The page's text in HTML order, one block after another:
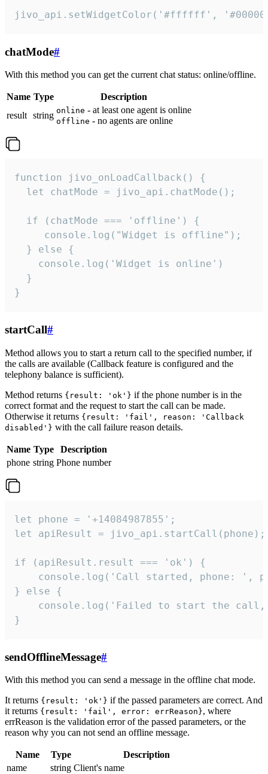
jivo_api.setWidgetColor('#ffffff',
chatMode#
With this method you can get the current chat status: online/offline.
Name Type
Description
result string online - at least one agent is online
offline - no agents are online
function jivo_onLoadCallback() {
  let chatMode = jivo_api.chatMode();
  if (chatMode === 'offline') {
     console.log("Widget is offline");
  } else {
    console.log('Widget is online')
  }
}
startCall#
Method allows you to start a return call to the specified number, if
the calls are available (Callback feature is configured and the
telephony balance is sufficient).
Method returns {result: 'ok'} if the phone number is in the
correct format and the request to start the call can be made.
Otherwise it returns {result: 'fail', reason: 'Callback
disabled'} with the call failure reason details.
Name Type
Description
phone string Phone number
let phone = '+14084987855';
let apiResult = jivo_api.startCall(phone);
if (apiResult.result === 'ok') {
console.log('Call started, phone: ',
} else {
console.log('Failed to start the
}
sendOfflineMessage#
With this method you can send a message in the offline chat mode.
It returns {result: 'ok'} if the passed parameters are correct. And
it returns {result: 'fail', error: errReason}, where
errReason is the validation error of the passed parameters, or the
reason why you can not send an offline message.
Name Type
Description
name
string Client's name